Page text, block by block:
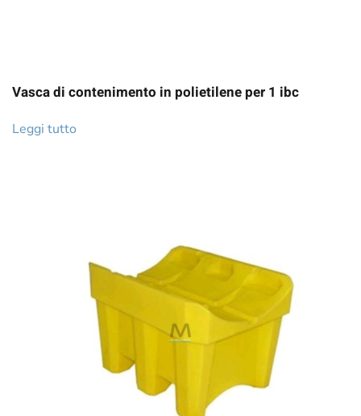
Vasca di contenimento in polietilene per 1 ibc
Leggi tutto